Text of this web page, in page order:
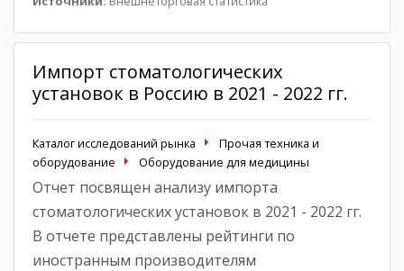
Импорт стоматологических
установок в Россию в 2021 - 2022 гг.
Каталог исследований рынка
Прочая техника и
оборудование
Оборудование для медицины
Отчет посвящен анализу импорта
стоматологических установок в 2021 - 2022 гг.
В отчете представлены рейтинги по
иностранным производителям